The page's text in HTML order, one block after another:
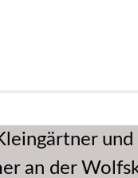
und
an der